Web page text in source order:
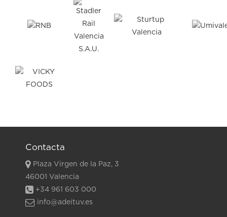
Contacta
Plaza Virgen de la Paz, 3
46001 Valencia
+34 961 603 000
info@adeituv.es